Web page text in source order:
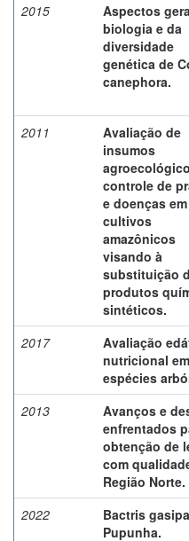
2015
Aspectos
biologia e da
diversidade
genética de
canephora.
2011
Avaliação de
insumos
controle de
e doenças em
cultivos
amazônicos
visando à
substituição
produtos
sintéticos.
2017
Avaliação
nutricional em
espécies
2013
Avanços e
enfrentados
obtenção de
com
Região Norte.
2022
Bactris
Pupunha.